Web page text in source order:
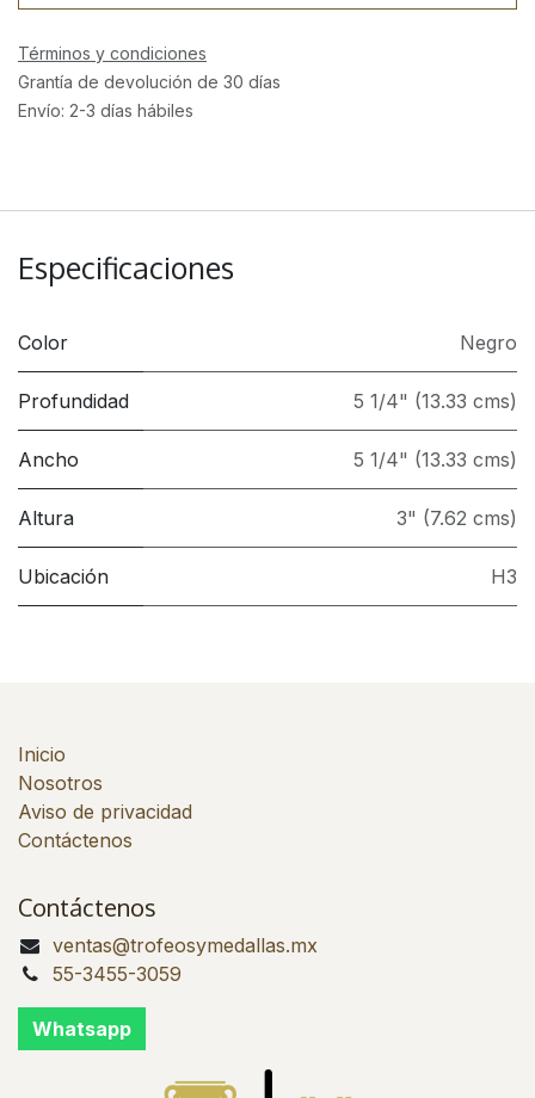
Términos y condiciones
Grantía de devolución de 30 días
Envío: 2-3 días hábiles
Especificaciones
Color Negro
Profundidad 5 1/4" (13.33 cms)
Ancho 5 1/4" (13.33 cms)
Altura 3" (7.62 cms)
Ubicación H3
Inicio
Nosotros
Aviso de privacidad
Contáctenos
Contáctenos
ventas@trofeosymedallas.mx
55-3455-3059
Whatsapp